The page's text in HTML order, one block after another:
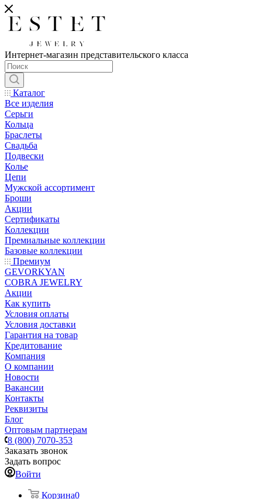
Интернет-магазин представительского класса
Каталог
Все изделия
Серьги
Кольца
Браслеты
Свадьба
Подвески
Колье
Цепи
Мужской ассортимент
Броши
Акции
Сертификаты
Коллекции
Премиальные коллекции
Базовые коллекции
Премиум
GEVORKYAN
COBRA JEWELRY
Акции
Как купить
Условия оплаты
Условия доставки
Гарантия на товар
Кредитование
Компания
О компании
Новости
Вакансии
Контакты
Реквизиты
Блог
Оптовым партнерам
8 (800) 7070-353
Заказать звонок
Задать вопрос
Войти
Корзина0